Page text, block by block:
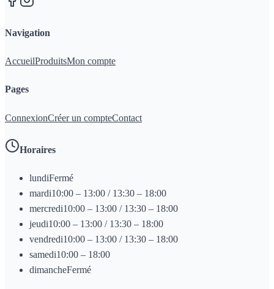
Navigation
AccueilProduitsMon compte
Pages
ConnexionCréer un compteContact
Horaires
lundiFermé
mardi10:00 – 13:00 / 13:30 – 18:00
mercredi10:00 – 13:00 / 13:30 – 18:00
jeudi10:00 – 13:00 / 13:30 – 18:00
vendredi10:00 – 13:00 / 13:30 – 18:00
samedi10:00 – 18:00
dimancheFermé